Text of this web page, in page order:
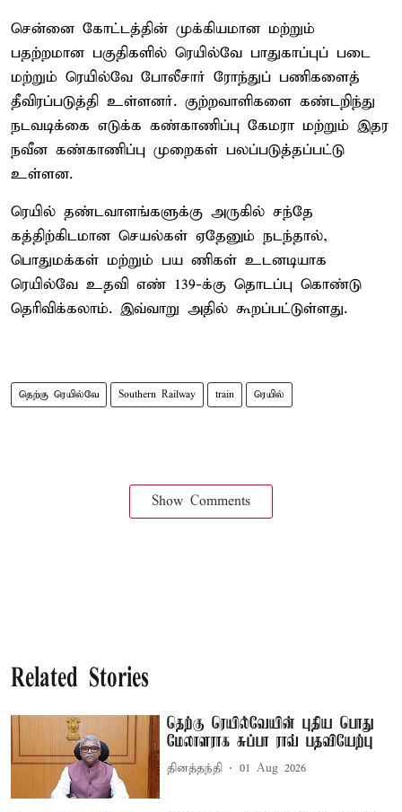
சென்னை கோட்டத்தின் முக்கியமான மற்றும்
பதற்றமான பகுதிகளில் ரெயில்வே பாதுகாப்புப் படை
மற்றும் ரெயில்வே போலீசார் ரோந்துப் பணிகளைத்
தீவிரப்படுத்தி உள்ளனர். குற்றவாளிகளை கண்டறிந்து
நடவடிக்கை எடுக்க கண்காணிப்பு கேமரா மற்றும் இதர
நவீன கண்காணிப்பு முறைகள் பலப்படுத்தப்பட்டு
உள்ளன.
ரெயில் தண்டவாளங்களுக்கு அருகில் சந்தே
கத்திற்கிடமான செயல்கள் ஏதேனும் நடந்தால்,
பொதுமக்கள் மற்றும் பய ணிகள் உடனடியாக
ரெயில்வே உதவி எண் 139-க்கு தொடப்பு கொண்டு
தெரிவிக்கலாம். இவ்வாறு அதில் கூறப்பட்டுள்ளது.
தெற்கு ரெயில்வே Southern Railway train ரெயில்
Show Comments
Related Stories
தெற்கு ரெயில்வேயின் புதிய பொது
மேலாளராக சுப்பா ராவ் பதவியேற்பு
தினத்தந்தி 01 Aug 2026